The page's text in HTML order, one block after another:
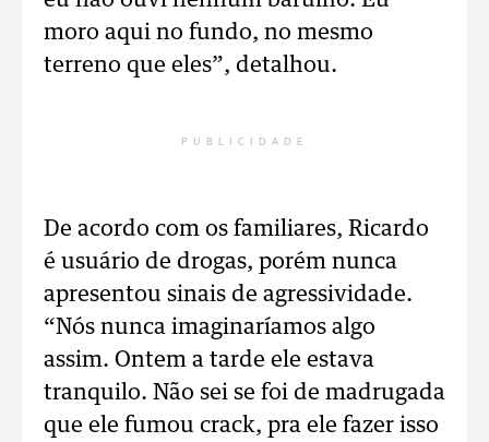
moro aqui no fundo, no mesmo
terreno que eles”, detalhou.
PUBLICIDADE
De acordo com os familiares, Ricardo
é usuário de drogas, porém nunca
apresentou sinais de agressividade.
“Nós nunca imaginaríamos algo
assim. Ontem a tarde ele estava
tranquilo. Não sei se foi de madrugada
que ele fumou crack, pra ele fazer isso